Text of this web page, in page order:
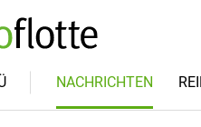
NACHRICHTEN